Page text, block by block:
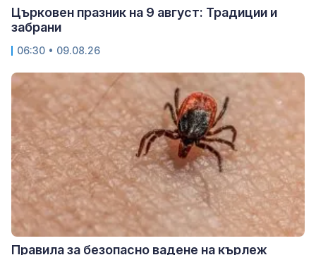
Църковен празник на 9 август: Традиции и
забрани
06:30 • 09.08.26
Правила за безопасно вадене на кърлеж